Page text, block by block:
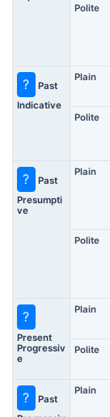
Polite
?
Past
Indicative
Plain
Polite
?
Past
Presumpti
ve
Plain
Polite
?
Present
Progressiv
e
Plain
Polite
?
Past
Plain